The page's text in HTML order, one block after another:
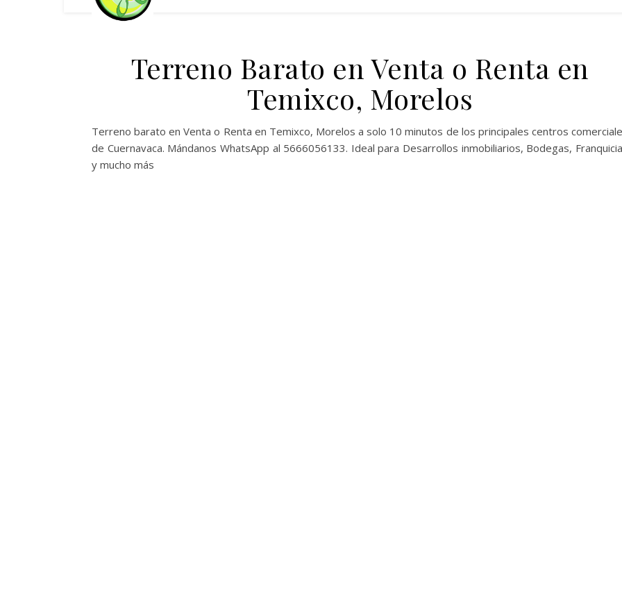
Terreno Barato en Venta o Renta en
Temixco, Morelos
Terreno barato en Venta o Renta en Temixco, Morelos a solo 10 minutos de los principales centros
de Cuernavaca. Mándanos WhatsApp al 5666056133. Ideal para Desarrollos inmobiliarios, Bodegas,
y mucho más